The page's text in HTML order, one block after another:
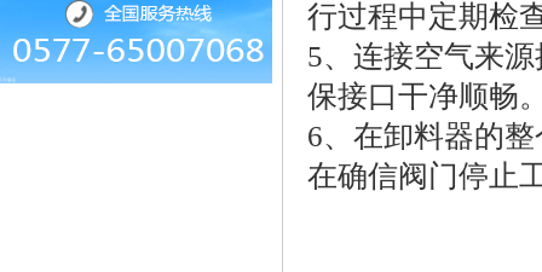
行过程中定期检
5、连接空气来
保接口干净顺畅
6、在卸料器的
在确信阀门停止